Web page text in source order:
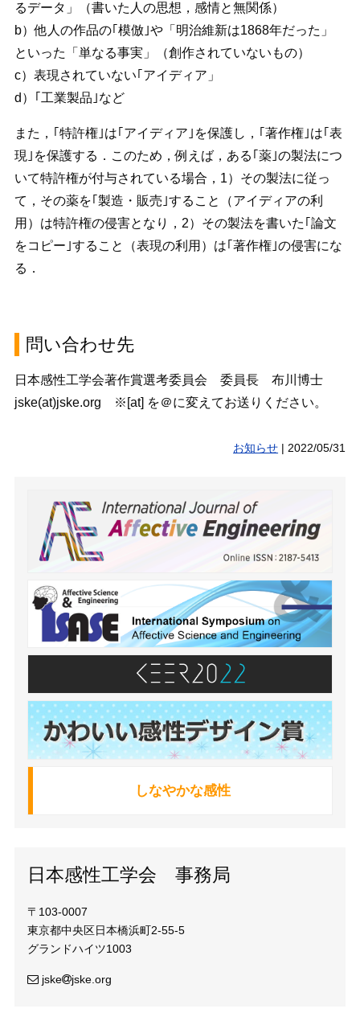
るデータ」（書いた人の思想，感情と無関係）
b）他人の作品の｢模倣｣や「明治維新は1868年だった」
といった「単なる事実」（創作されていないもの）
c）表現されていない｢アイディア」
d）｢工業製品｣など
また，｢特許権｣は｢アイディア｣を保護し，｢著作権｣は｢表
現｣を保護する．このため，例えば，ある｢薬｣の製法につ
いて特許権が付与されている場合，1）その製法に従っ
て，その薬を｢製造・販売｣すること（アイディアの利
用）は特許権の侵害となり，2）その製法を書いた｢論文
をコピー｣すること（表現の利用）は｢著作権｣の侵害にな
る．
問い合わせ先
日本感性工学会著作賞選考委員会 委員長 布川博士
jske(at)jske.org ※[at] を＠に変えてお送りください。
お知らせ |2022/05/31
しなやかな感性
日本感性工学会 事務局
〒103-0007
東京都中央区日本橋浜町2-55-5
グランドハイツ1003
jske jske.org